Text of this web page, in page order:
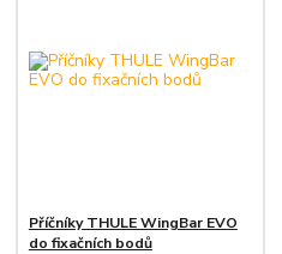
Příčníky THULE WingBar EVO
do fixačních bodů